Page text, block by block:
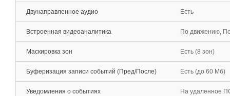
Двунаправленное аудио Есть
Встроенная видеоаналитика По движению,
Маскировка зон Есть (8 зон)
Буферизация записи событий (Пред/После) Есть (до 60 Мб)
Уведомления о событиях На удаленное